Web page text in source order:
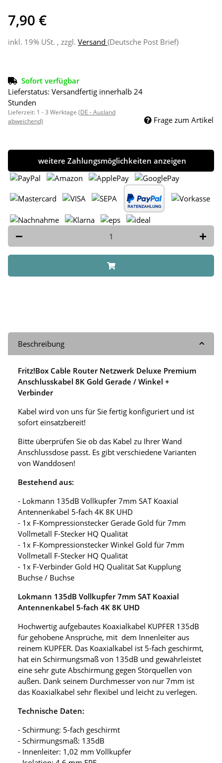
7,90 €
inkl. 19% USt. , zzgl. Versand (Deutsche Post Brief)
Sofort verfügbar
Lieferstatus: Versandfertig innerhalb 24
Stunden
Lieferzeit: 1 - 3 Werktage (DE - Ausland
abweichend)
Frage zum Artikel
weitere Zahlungsmöglichkeiten anzeigen
Beschreibung
Fritz!Box Cable Router Netzwerk Deluxe Premium
Anschlusskabel 8K Gold Gerade / Winkel +
Verbinder
Kabel wird von uns für Sie fertig konfiguriert und ist
sofort einsatzbereit!
Bitte überprüfen Sie ob das Kabel zu Ihrer Wand
Anschlussdose passt. Es gibt verschiedene Varianten
von Wanddosen!
Bestehend aus:
- Lokmann 135dB Vollkupfer 7mm SAT Koaxial
Antennenkabel 5-fach 4K 8K UHD
- 1x F-Kompressionstecker Gerade Gold für 7mm
Vollmetall F-Stecker HQ Qualität
- 1x F-Kompressionstecker Winkel Gold für 7mm
Vollmetall F-Stecker HQ Qualität
- 1x F-Verbinder Gold HQ Qualität Sat Kupplung
Buchse / Buchse
Lokmann 135dB Vollkupfer 7mm SAT Koaxial
Antennenkabel 5-fach 4K 8K UHD
Hochwertig aufgebautes Koaxialkabel KUPFER 135dB
für gehobene Ansprüche, mit dem Innenleiter aus
reinem KUPFER. Das Koaxialkabel ist 5-fach geschirmt,
hat ein Schirmungsmaß von 135dB und gewährleistet
eine sehr gute Abschirmung gegen Störquellen von
außen. Dank seinem Durchmesser von nur 7mm ist
das Koaxialkabel sehr flexibel und leicht zu verlegen.
Technische Daten:
- Schirmung: 5-fach geschirmt
- Schirmungsmaß: 135dB
- Innenleiter: 1,02 mm Vollkupfer